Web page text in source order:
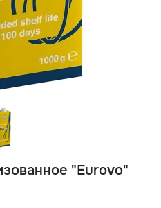
"Eurovo"